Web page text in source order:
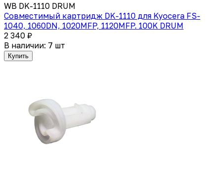
WB DK-1110 DRUM
Совместимый картридж DK-1110 для Kyocera FS-
1040, 1060DN, 1020MFP, 1120MFP. 100K DRUM
2 340 ₽
В наличии: 7 шт
Купить